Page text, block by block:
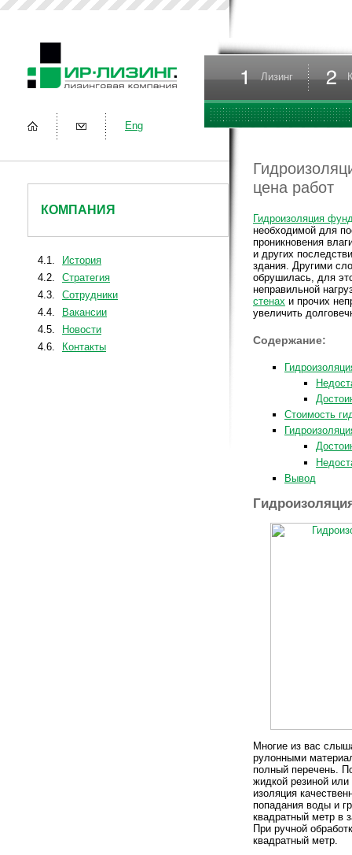
Eng
КОМПАНИЯ
4.1.
История
4.2.
Стратегия
4.3.
Сотрудники
4.4.
Вакансии
4.5.
Новости
4.6.
Контакты
Лизинг
цена работ
Гидроизоляция
необходимой для
проникновения
и других
здания. Другими
обрушилась, для
неправильной
стенах и прочих
увеличить
Содержание:
Стоимость
Вывод
Многие из вас
рулонными
полный перечень.
жидкой резиной
изоляция
попадания воды и
квадратный метр в
При ручной
квадратный метр.